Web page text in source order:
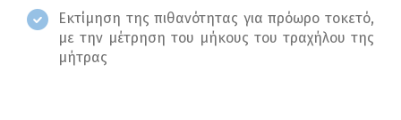
Εκτίμηση της πιθανότητας για πρόωρο τοκετό,
με την μέτρηση του μήκους του τραχήλου της
μήτρας